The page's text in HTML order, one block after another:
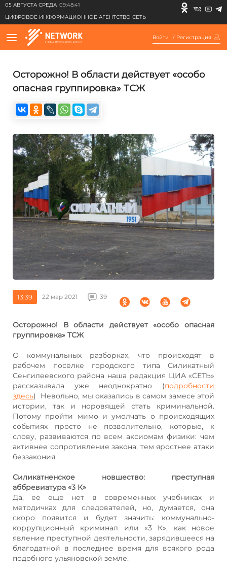
05 АВГУСТА СРЕДА 09:48:41
ЦИФРОВОЕ ИНФОРМАЦИОННОЕ АГЕНТСТВО СЕТЬ
Войти / Регистрация
Осторожно! В области действует «особо
опасная группировка» ТСЖ
13:39 22 мар 2021 39
Осторожно! В области действует «особо опасная
группировка» ТСЖ
О коммунальных разборках, что происходят в
рабочем посёлке городского типа Силикатный
Сенгилеевского района наша редакция ЦИА «СЕТЬ»
рассказывала уже неоднократно (подробности
здесь) Невольно, мы оказались в самом замесе этой
истории, так и норовящей стать криминальной.
Потому пройти мимо и умолчать о происходящих
событиях просто не позволительно, которые, к
слову, развиваются по всем аксиомам физики: чем
активнее сопротивление закона, тем яростнее атаки
беззакония.
Силикатненское новшество: преступная
аббревиатура «3 К»
Да, ее еще нет в современных учебниках и
методичках для следователей, но, думается, она
скоро появится и будет значить: коммунально-
коррупционный криминал или «3 К», как новое
явление преступной деятельности, зарядившееся на
благодатной в последнее время для всякого рода
подобного ульяновской земле.